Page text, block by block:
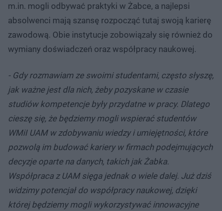
m.in. mogli odbywać praktyki w Żabce, a najlepsi
absolwenci mają szansę rozpocząć tutaj swoją karierę
zawodową. Obie instytucje zobowiązały się również do
wymiany doświadczeń oraz współpracy naukowej.
- Gdy rozmawiam ze swoimi studentami, często słyszę,
jak ważne jest dla nich, żeby pozyskane w czasie
studiów kompetencje były przydatne w pracy. Dlatego
cieszę się, że będziemy mogli wspierać studentów
WMiI UAM w zdobywaniu wiedzy i umiejętności, które
pozwolą im budować kariery w firmach podejmujących
decyzje oparte na danych, takich jak Żabka.
Współpraca z UAM sięga jednak o wiele dalej. Już dziś
widzimy potencjał do współpracy naukowej, dzięki
której będziemy mogli wykorzystywać innowacyjne